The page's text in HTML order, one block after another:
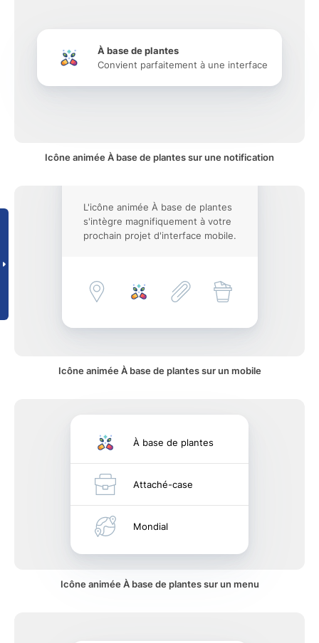
À base de plantes
Convient parfaitement à une interface
Icône animée À base de plantes sur une notification
L'icône animée À base de plantes
s'intègre magnifiquement à votre
prochain projet d'interface mobile.
Icône animée À base de plantes sur un mobile
À base de plantes
Attaché-case
Mondial
Icône animée À base de plantes sur un menu